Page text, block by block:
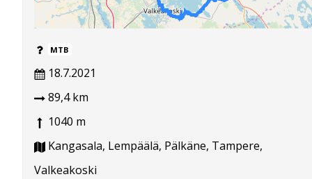
MTB
18.7.2021
89,4 km
1040 m
Kangasala, Lempäälä, Pälkäne, Tampere,
Valkeakoski